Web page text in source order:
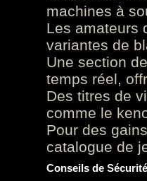
machines à
Les amateurs
variantes de
Une section
temps réel,
Des titres de
comme le
Pour des
catalogue de
Conseils de